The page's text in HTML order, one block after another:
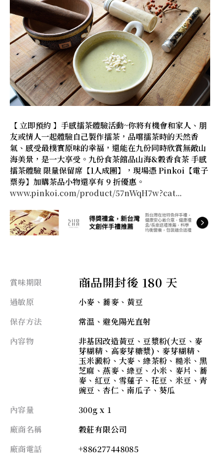
【 立即預約 】手感擂茶體驗活動~你將有機會和家人、朋
友或情人一起體驗自己製作擂茶，品嚐擂茶時的天然香
氣、感受最樸實原味的幸福，還能在九份同時欣賞無敵山
海美景，是一大享受。九份食茶館品山海&穀香食茶 手感
擂茶體驗 限量保留席【1人成團】，現場憑 Pinkoi【電子
票券】加購茶品小物還享有 9 折優惠。
www.pinkoi.com/product/57nWqH7w?cat...
賞味期限 商品開封後 180 天
過敏原
小麥、蕎麥、黃豆
保存方法
常溫、避免陽光直射
內容物
非基因改造黃豆、豆漿粉(大豆、麥
芽糊精、高麥芽糖漿)、麥芽糊精、
玉米澱粉、大麥、綠茶粉、糙米、黑
芝麻、燕麥、綠豆、小米、麥片、蕎
麥、紅豆、雪蓮子、花豆、米豆、青
豌豆、杏仁、南瓜子、葵瓜
內容量
300g x 1
廠商名稱
穀莊有限公司
廠商電話
+886277448085